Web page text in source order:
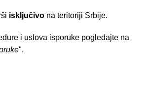
isključivo na teritoriji Srbije.
i uslova isporuke pogledajte na
".